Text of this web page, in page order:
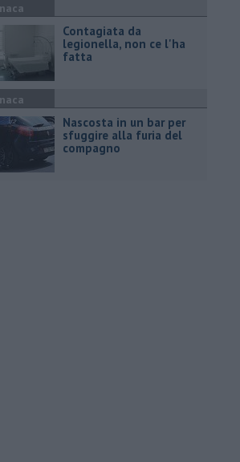
Contagiata da
legionella, non ce l'ha
fatta
Nascosta in un bar per
sfuggire alla furia del
compagno